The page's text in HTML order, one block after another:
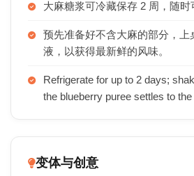
大麻糖浆可冷藏保存 2 周，随时
预先准备好不含大麻的部分，上
液，以获得最新鲜的风味。
Refrigerate for up to 2 days;
the blueberry puree settles to the
变体与创意